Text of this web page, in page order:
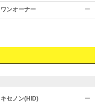
ワンオーナー ー
キセノン(HID) ー